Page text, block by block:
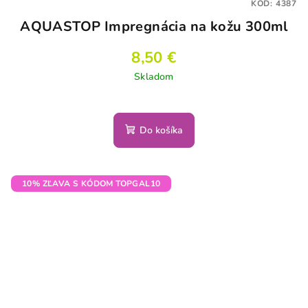
AQUASTOP Impregnácia na kožu 300ml
8,50 €
Skladom
Do košíka
KÓD: 4387
10% ZĽAVA S KÓDOM TOPGAL10